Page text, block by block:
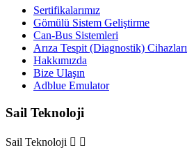
Sertifikalarımız
Gömülü Sistem Geliştirme
Can-Bus Sistemleri
Arıza Tespit (Diagnostik) Cihazları
Hakkımızda
Bize Ulaşın
Adblue Emulator
Sail Teknoloji
Sail Teknoloji  